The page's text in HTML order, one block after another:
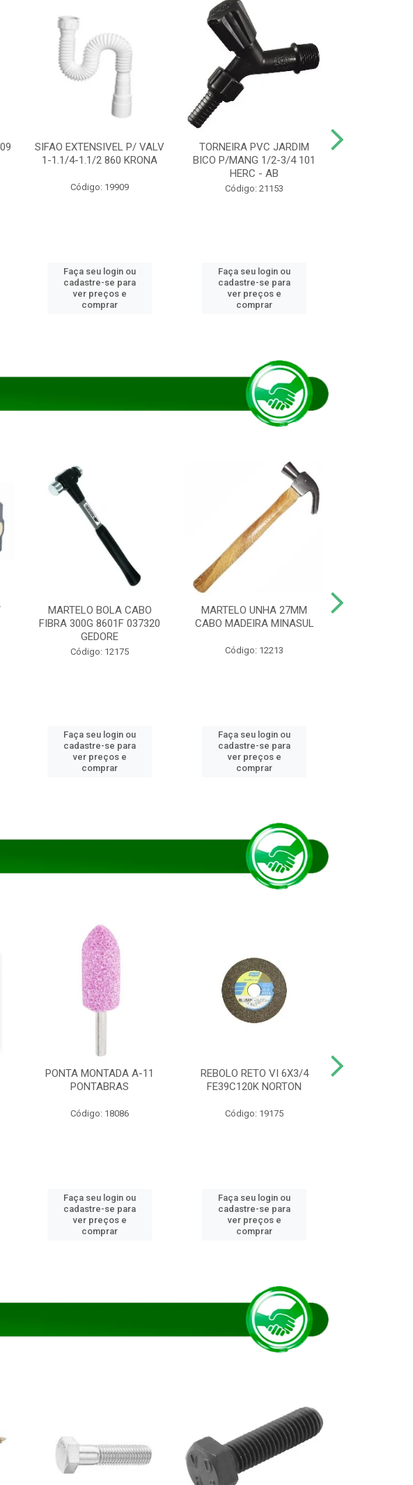
SIFAO EXTENSIVEL P/ VALV
1-1.1/4-1.1/2 860 KRONA
Código: 19909
Faça seu login ou
cadastre-se para
ver preços e
comprar
TORNEIRA PVC JARDIM
BICO P/MANG 1/2-3/4 101
HERC - AB
Código: 21153
Faça seu login ou
cadastre-se para
ver preços e
comprar
MARTELO BOLA CABO
FIBRA 300G 8601F 037320
GEDORE
Código: 12175
Faça seu login ou
cadastre-se para
ver preços e
comprar
MARTELO UNHA 27MM
CABO MADEIRA MINASUL
Código: 12213
Faça seu login ou
cadastre-se para
ver preços e
comprar
PONTA MONTADA A-11
PONTABRAS
Código: 18086
Faça seu login ou
cadastre-se para
ver preços e
comprar
REBOLO RETO VI 6X3/4
FE39C120K NORTON
Código: 19175
Faça seu login ou
cadastre-se para
ver preços e
comprar